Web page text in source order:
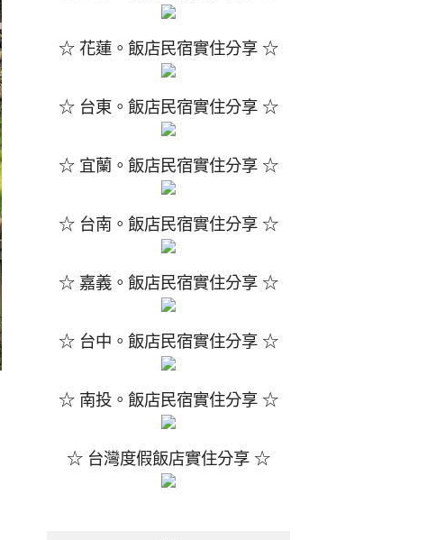
☆ 花蓮。飯店民宿實住分享 ☆
☆ 台東。飯店民宿實住分享 ☆
☆ 宜蘭。飯店民宿實住分享 ☆
☆ 台南。飯店民宿實住分享 ☆
☆ 嘉義。飯店民宿實住分享 ☆
☆ 台中。飯店民宿實住分享 ☆
☆ 南投。飯店民宿實住分享 ☆
☆ 台灣度假飯店實住分享 ☆